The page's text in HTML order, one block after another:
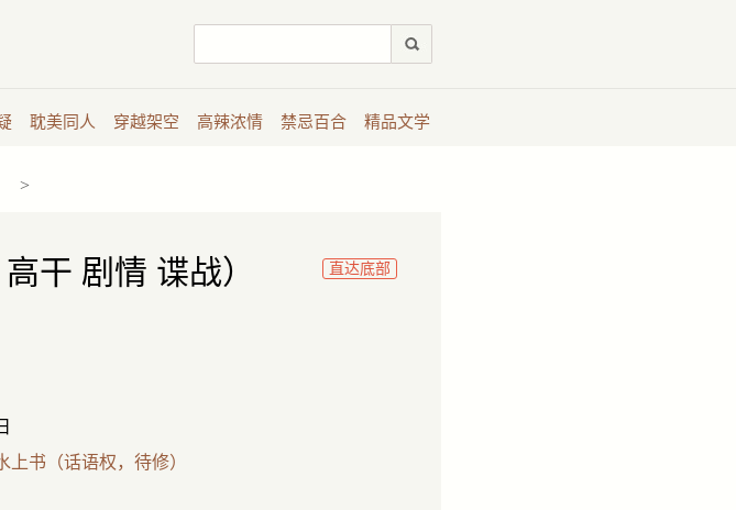
耽美同人 穿越架空 高辣浓情 禁忌百合 精品文学
>
直达底部
干 剧情 谍战）
上书（话语权，待修）